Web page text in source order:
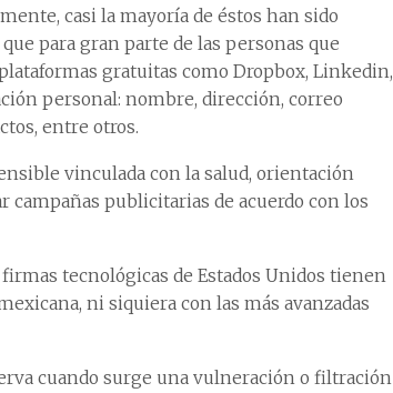
casi la mayoría de éstos han sido
para gran parte de las personas que
gratuitas como Dropbox, Linkedin,
personal: nombre, dirección, correo
entre otros.
vinculada con la salud, orientación
campañas publicitarias de acuerdo con los
tecnológicas de Estados Unidos tienen
ni siquiera con las más avanzadas
cuando surge una vulneración o filtración